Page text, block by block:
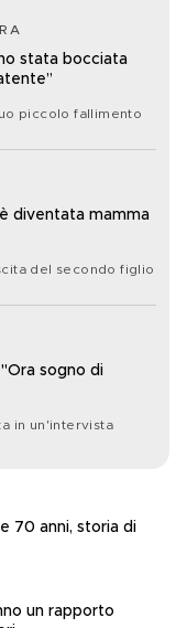
stata bocciata
piccolo fallimento
diventata mamma
del secondo figlio
"Ora sogno di
in un'intervista
70 anni, storia di
un rapporto